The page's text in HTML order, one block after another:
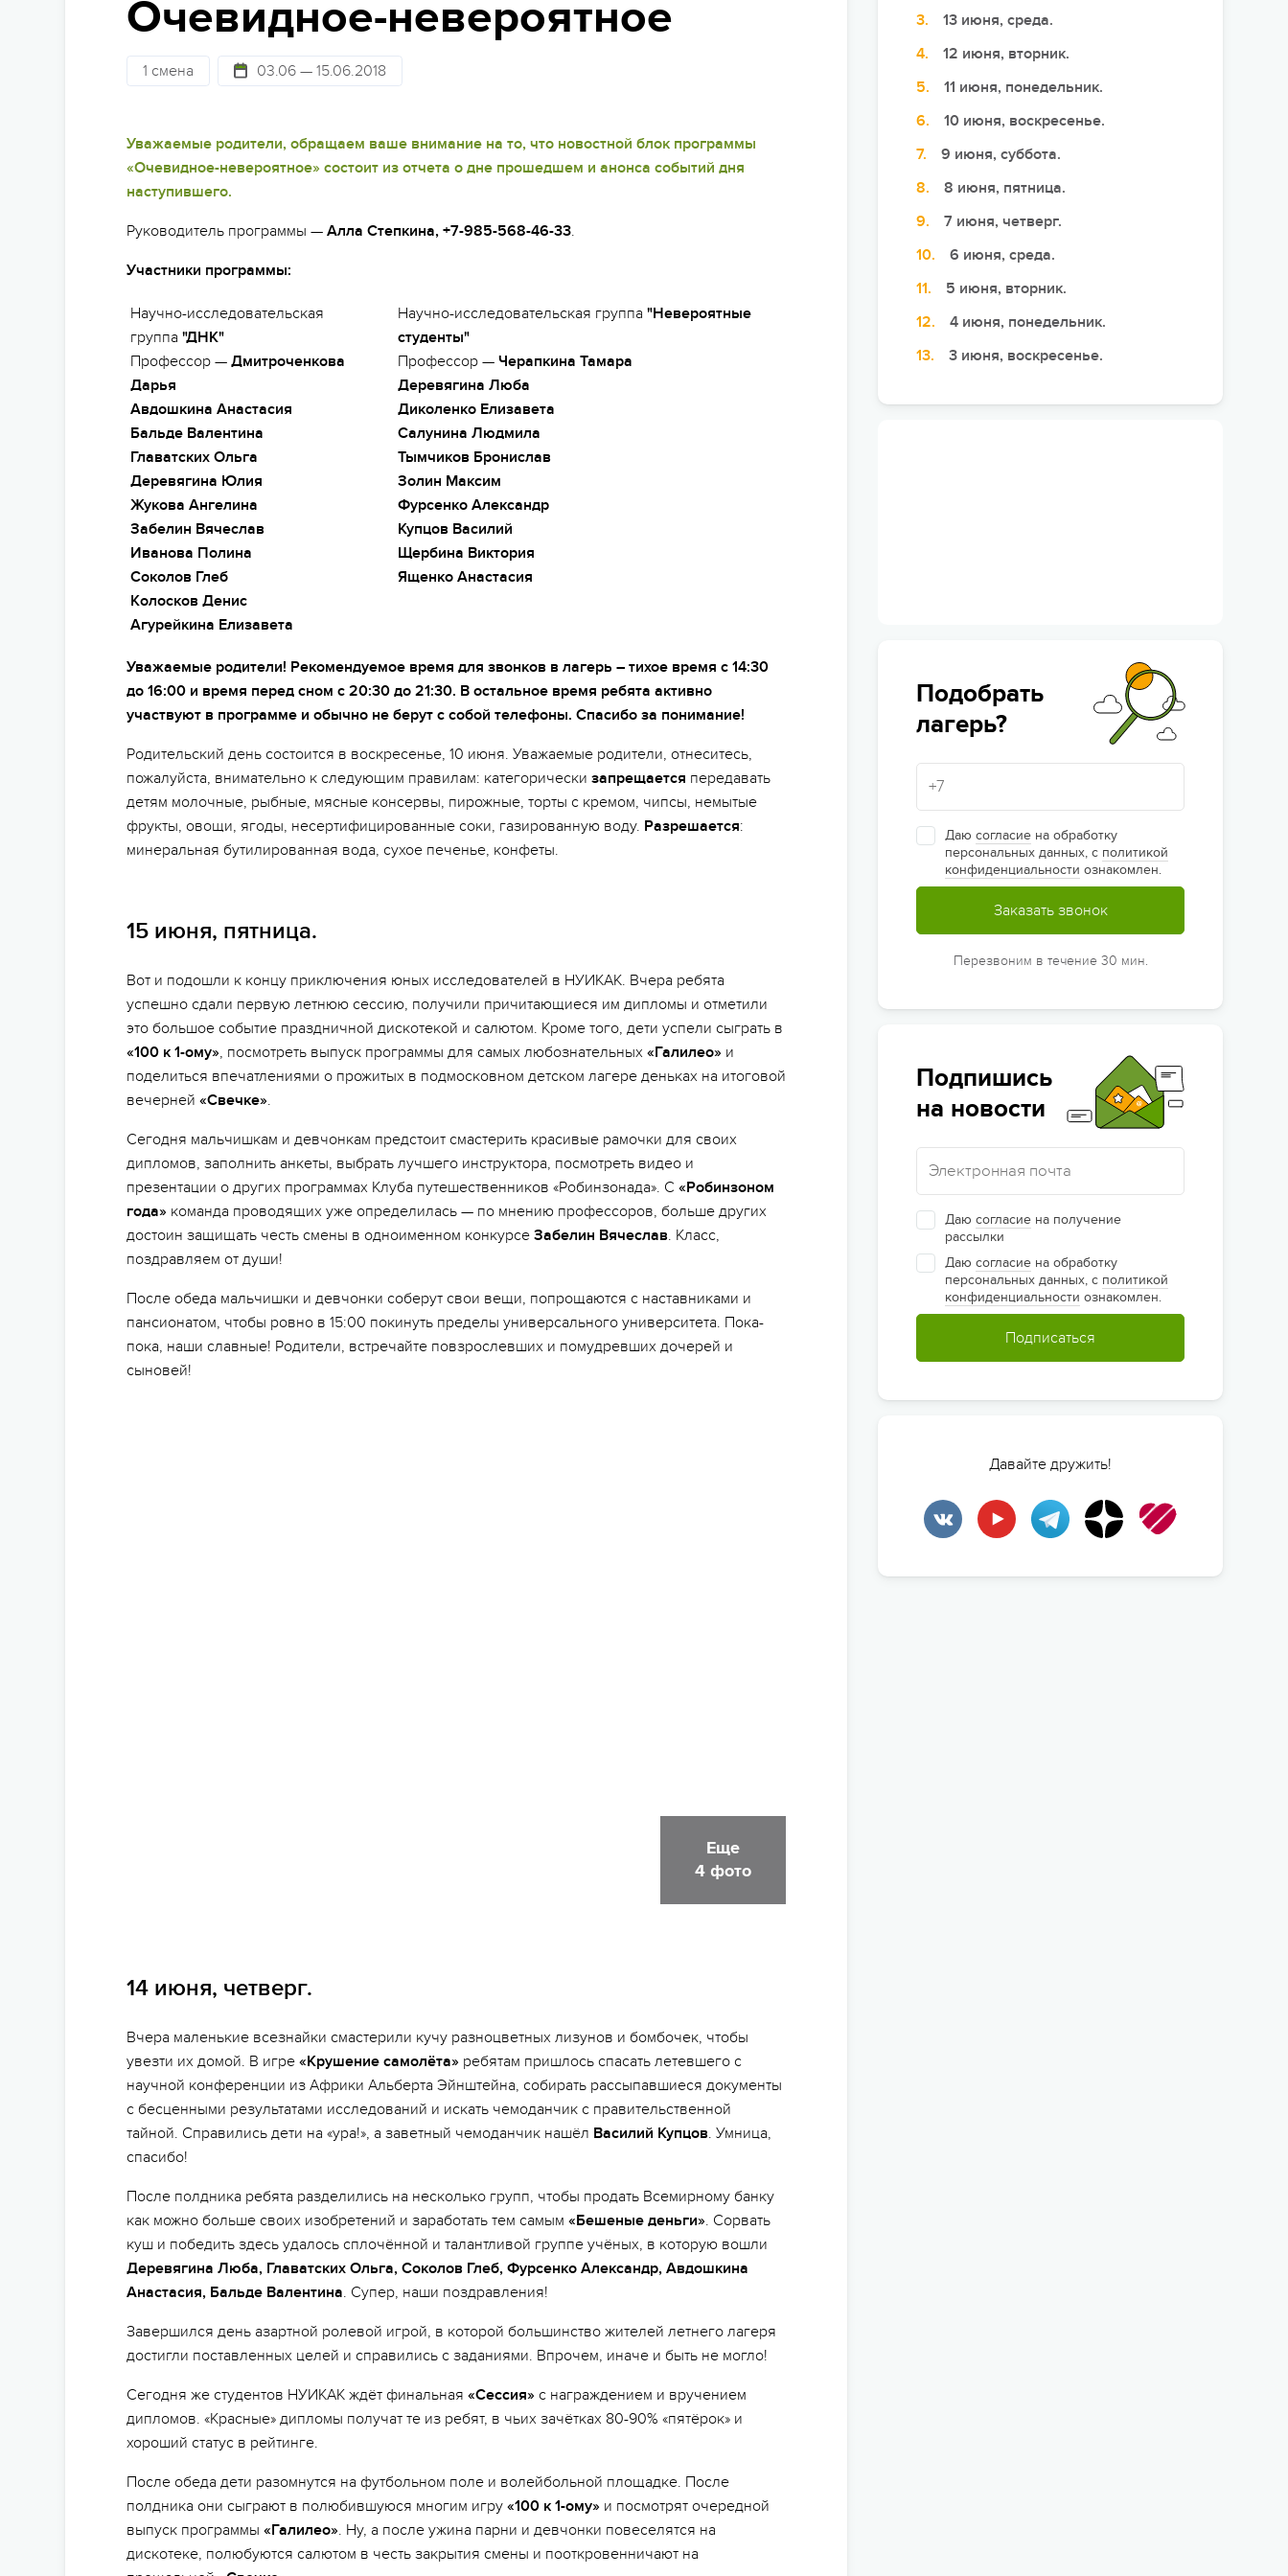
Детям 13-15 лет
Детям 16 лет и старше
Лагеря для студентов
Сюжетно-ролевые лагеря
Студенческие лагеря
Тематические лагеря
Школам
Праздники
Партнерские лагеря
Статьи
Безопасность на программе
Подарочные сертификаты
Очевидное-невероятное
1 смена 03.06 — 15.06.2018
Уважаемые родители, обращаем ваше внимание на то, что новостной блок программы
«Очевидное-невероятное» состоит из отчета о дне прошедшем и анонса событий дня
наступившего.
Руководитель программы — Алла Степкина, +7-985-568-46-33.
Участники программы:
Научно-исследовательская
группа "ДНК"
Профессор — Дмитроченкова
Дарья
Авдошкина Анастасия
Бальде Валентина
Главатских Ольга
Деревягина Юлия
Жукова Ангелина
Забелин Вячеслав
Иванова Полина
Соколов Глеб
Колосков Денис
Агурейкина Елизавета
Научно-исследовательская группа "Невероятные
студенты"
Профессор — Черапкина Тамара
Деревягина Люба
Диколенко Елизавета
Салунина Людмила
Тымчиков Бронислав
Золин Максим
Фурсенко Александр
Купцов Василий
Щербина Виктория
Ященко Анастасия
Уважаемые родители! Рекомендуемое время для звонков в лагерь – тихое время с 14:30
до 16:00 и время перед сном с 20:30 до 21:30. В остальное время ребята активно
участвуют в программе и обычно не берут с собой телефоны. Спасибо за понимание!
Родительский день состоится в воскресенье, 10 июня. Уважаемые родители, отнеситесь,
пожалуйста, внимательно к следующим правилам: категорически запрещается передавать
детям молочные, рыбные, мясные консервы, пирожные, торты с кремом, чипсы, немытые
фрукты, овощи, ягоды, несертифицированные соки, газированную воду. Разрешается:
минеральная бутилированная вода, сухое печенье, конфеты.
15 июня, пятница.
Вот и подошли к концу приключения юных исследователей в НУИКАК. Вчера ребята
успешно сдали первую летнюю сессию, получили причитающиеся им дипломы и отметили
это большое событие праздничной дискотекой и салютом. Кроме того, дети успели сыграть в
«100 к 1-ому», посмотреть выпуск программы для самых любознательных «Галилео» и
поделиться впечатлениями о прожитых в подмосковном детском лагере деньках на итоговой
вечерней «Свечке».
Сегодня мальчишкам и девчонкам предстоит смастерить красивые рамочки для своих
дипломов, заполнить анкеты, выбрать лучшего инструктора, посмотреть видео и
презентации о других программах Клуба путешественников «Робинзонада». С «Робинзоном
года» команда проводящих уже определилась — по мнению профессоров, больше других
достоин защищать честь смены в одноименном конкурсе Забелин Вячеслав. Класс,
поздравляем от души!
После обеда мальчишки и девчонки соберут свои вещи, попрощаются с наставниками и
пансионатом, чтобы ровно в 15:00 покинуть пределы универсального университета. Пока-
пока, наши славные! Родители, встречайте повзрослевших и помудревших дочерей и
сыновей!
Еще
4 фото
14 июня, четверг.
Вчера маленькие всезнайки смастерили кучу разноцветных лизунов и бомбочек, чтобы
увезти их домой. В игре «Крушение самолёта» ребятам пришлось спасать летевшего с
научной конференции из Африки Альберта Эйнштейна, собирать рассыпавшиеся документы
с бесценными результатами исследований и искать чемоданчик с правительственной
тайной. Справились дети на «ура!», а заветный чемоданчик нашёл Василий Купцов. Умница,
спасибо!
После полдника ребята разделились на несколько групп, чтобы продать Всемирному банку
как можно больше своих изобретений и заработать тем самым «Бешеные деньги». Сорвать
куш и победить здесь удалось сплочённой и талантливой группе учёных, в которую вошли
Деревягина Люба, Главатских Ольга, Соколов Глеб, Фурсенко Александр, Авдошкина
Анастасия, Бальде Валентина. Супер, наши поздравления!
Завершился день азартной ролевой игрой, в которой большинство жителей летнего лагеря
достигли поставленных целей и справились с заданиями. Впрочем, иначе и быть не могло!
Сегодня же студентов НУИКАК ждёт финальная «Сессия» с награждением и вручением
дипломов. «Красные» дипломы получат те из ребят, в чьих зачётках 80-90% «пятёрок» и
хороший статус в рейтинге.
После обеда дети разомнутся на футбольном поле и волейбольной площадке. После
полдника они сыграют в полюбившуюся многим игру «100 к 1-ому» и посмотрят очередной
выпуск программы «Галилео». Ну, а после ужина парни и девчонки повеселятся на
дискотеке, полюбуются салютом в честь закрытия смены и пооткровенничают на
13 июня, среда.
12 июня, вторник.
11 июня, понедельник.
10 июня, воскресенье.
9 июня, суббота.
8 июня, пятница.
7 июня, четверг.
6 июня, среда.
5 июня, вторник.
4 июня, понедельник.
3 июня, воскресенье.
Подобрать
лагерь?
Даю согласие на обработку
персональных данных, с политикой
конфиденциальности ознакомлен.
Заказать звонок
Перезвоним в течение 30 мин.
Подпишись
на новости
Даю согласие на получение
рассылки
Даю согласие на обработку
персональных данных, с политикой
конфиденциальности ознакомлен.
Подписаться
Давайте дружить!